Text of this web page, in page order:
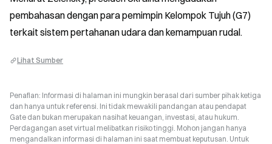
pembahasan dengan para pemimpin Kelompok Tujuh (G7)
terkait sistem pertahanan udara dan kemampuan rudal.
Lihat Sumber
Penafian: Informasi di halaman ini mungkin berasal dari sumber pihak ketiga
dan hanya untuk referensi. Ini tidak mewakili pandangan atau pendapat
Gate dan bukan merupakan nasihat keuangan, investasi, atau hukum.
Perdagangan aset virtual melibatkan risiko tinggi. Mohon jangan hanya
mengandalkan informasi di halaman ini saat membuat keputusan. Untuk